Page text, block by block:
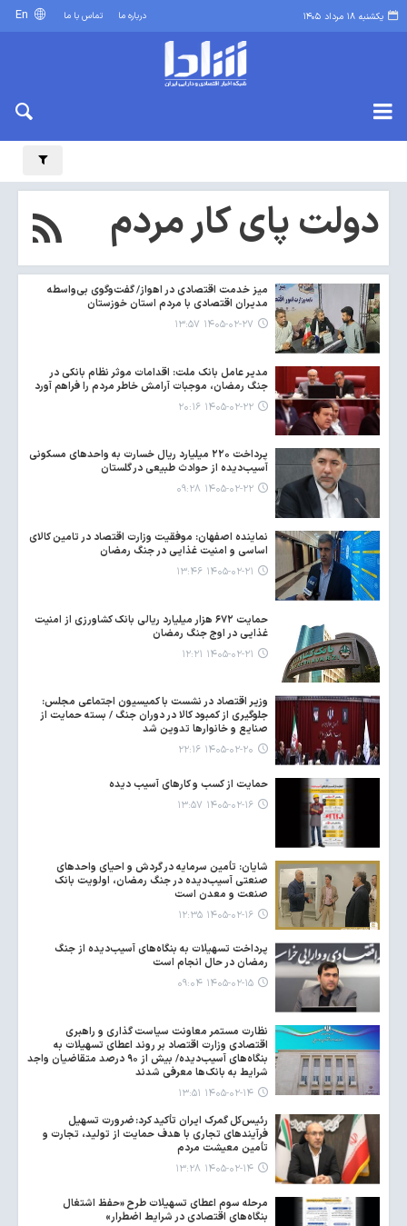
یکشنبه ۱۸ مرداد ۱۴۰۵ درباره ما تماس با ما
دولت پای کار مردم
میز خدمت اقتصادی در اهواز/ گفت‌وگوی بی‌واسطه
مدیران اقتصادی با مردم استان خوزستان
۱۴۰۵-۰۲-۲۷ ۱۳:۵۷
مدیر عامل بانک ملت: اقدامات موثر نظام بانکی در
جنگ رمضان، موجبات آرامش خاطر مردم را فراهم آورد
۱۴۰۵-۰۲-۲۲ ۲۰:۱۶
پرداخت ۲۲۰ میلیارد ریال خسارت به واحدهای مسکونی
آسیب‌دیده از حوادث طبیعی در گلستان
۱۴۰۵-۰۲-۲۲ ۰۹:۲۸
نماینده اصفهان: موفقیت وزارت اقتصاد در تامین کالای
اساسی و امنیت غذایی در جنگ رمضان
۱۴۰۵-۰۲-۲۱ ۱۳:۴۶
حمایت ۶۷۲ هزار میلیارد ریالی بانک کشاورزی از امنیت
غذایی در اوج جنگ رمضان
۱۴۰۵-۰۲-۲۱ ۱۲:۲۱
وزیر اقتصاد در نشست با کمیسیون اجتماعی مجلس:
جلوگیری از کمبود کالا در دوران جنگ / بسته حمایت از
صنایع و خانوارها تدوین شد
۱۴۰۵-۰۲-۲۰ ۲۲:۱۶
حمایت از کسب و کارهای آسیب دیده
۱۴۰۵-۰۲-۱۶ ۱۳:۵۷
شایان: تأمین سرمایه در گردش و احیای واحدهای
صنعتی آسیب‌دیده در جنگ رمضان، اولویت بانک
صنعت و معدن است
۱۴۰۵-۰۲-۱۶ ۱۲:۳۵
پرداخت تسهیلات به بنگاه‌های آسیب‌دیده از جنگ
رمضان در حال انجام است
۱۴۰۵-۰۲-۱۵ ۰۹:۰۴
نظارت مستمر معاونت سیاست گذاری و راهبری
اقتصادی وزارت اقتصاد بر روند اعطای تسهیلات به
بنگاه‌های آسیب‌دیده/ بیش از ۹۰ درصد متقاضیان واجد
شرایط به بانک‌ها معرفی شدند
۱۴۰۵-۰۲-۱۴ ۱۳:۵۱
رئیس‌کل گمرک ایران تأکید کرد: ضرورت تسهیل
فرآیندهای تجاری با هدف حمایت از تولید، تجارت و
تأمین معیشت مردم
۱۴۰۵-۰۲-۱۴ ۱۳:۲۸
مرحله سوم اعطای تسهیلات طرح «حفظ اشتغال
بنگاه‌های اقتصادی در شرایط اضطرار»